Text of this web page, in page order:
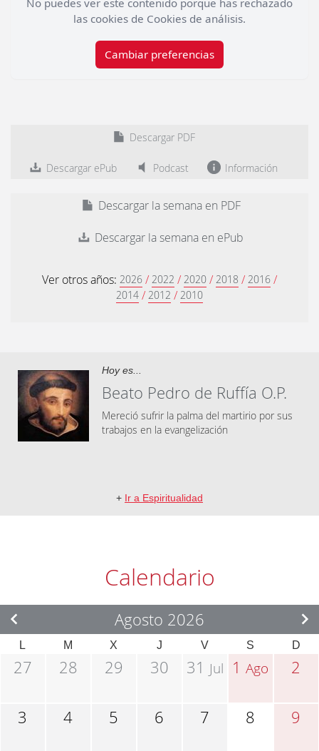
No puedes ver este contenido porque has rechazado
las cookies de Cookies de análisis.
Cambiar preferencias
Descargar PDF
Descargar ePub Podcast Información
Descargar la semana en PDF
Descargar la semana en ePub
Ver otros años: 2026 / 2022 / 2020 / 2018 / 2016 /
2014 / 2012 / 2010
Hoy es...
Beato Pedro de Ruffía O.P.
Mereció sufrir la palma del martirio por sus
traba­jos en la evangelización
+ Ir a Espiritualidad
Calendario
Agosto 2026
L M X J V S D
27 28 29 30 31 Jul 1Ago 2
3 4 5 6 7 8 9